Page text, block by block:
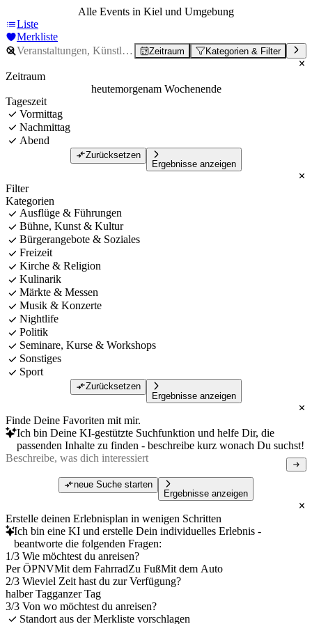
Alle Events in Kiel und Umgebung
Liste
Merkliste
Zeitraum Kategorien & Filter
Zeitraum
heutemorgenam Wochenende
Tageszeit
Vormittag
Nachmittag
Abend
Zurücksetzen
Ergebnisse anzeigen
Filter
Kategorien
Ausflüge & Führungen
Bühne, Kunst & Kultur
Bürgerangebote & Soziales
Freizeit
Kirche & Religion
Kulinarik
Märkte & Messen
Musik & Konzerte
Nightlife
Politik
Seminare, Kurse & Workshops
Sonstiges
Sport
Zurücksetzen
Ergebnisse anzeigen
Finde Deine Favoriten mit mir.
Ich bin Deine KI-gestützte Suchfunktion und helfe Dir, die
passenden Inhalte zu finden - beschreibe kurz wonach Du suchst!
neue Suche starten
Ergebnisse anzeigen
Erstelle deinen Erlebnisplan in wenigen Schritten
Ich bin eine KI und erstelle Dein individuelles Erlebnis -
beantworte die folgenden Fragen:
1/3 Wie möchtest du anreisen?
Per ÖPNVMit dem FahrradZu FußMit dem Auto
2/3 Wieviel Zeit hast du zur Verfügung?
halber Tagganzer Tag
3/3 Von wo möchtest du anreisen?
Standort aus der Merkliste vorschlagen